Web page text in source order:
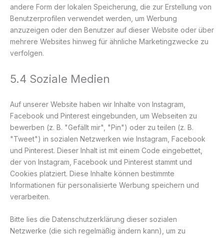
andere Form der lokalen Speicherung, die zur Erstellung von
Benutzerprofilen verwendet werden, um Werbung
anzuzeigen oder den Benutzer auf dieser Website oder über
mehrere Websites hinweg für ähnliche Marketingzwecke zu
verfolgen.
5.4 Soziale Medien
Auf unserer Website haben wir Inhalte von Instagram,
Facebook und Pinterest eingebunden, um Webseiten zu
bewerben (z. B. "Gefällt mir", "Pin") oder zu teilen (z. B.
"Tweet") in sozialen Netzwerken wie Instagram, Facebook
und Pinterest. Dieser Inhalt ist mit einem Code eingebettet,
der von Instagram, Facebook und Pinterest stammt und
Cookies platziert. Diese Inhalte können bestimmte
Informationen für personalisierte Werbung speichern und
verarbeiten.
Bitte lies die Datenschutzerklärung dieser sozialen
Netzwerke (die sich regelmäßig ändern kann), um zu